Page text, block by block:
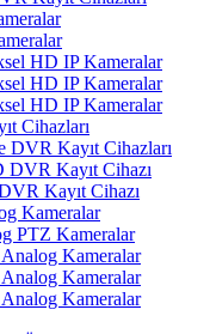
HD IP Kameralar
HD IP Kameralar
HD IP Kameralar
Cihazları
DVR Kayıt Cihazları
DVR Kayıt Cihazı
Kayıt Cihazı
Kameralar
PTZ Kameralar
Kameralar
Kameralar
Kameralar